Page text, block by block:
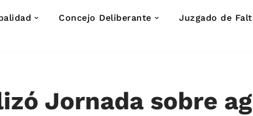
Concejo Deliberante Juzgado de
Jornada sobre